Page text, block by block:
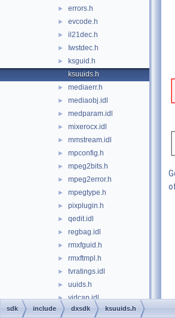
► errors.h
► evcode.h
► il21dec.h
► Iwstdec.h
►
ksguid.h
ksuuids.h
► mediaerr.h
► mediaobj.idl
► medparam.idl
► mixerocx.idl
► mmstream.idl
► mpconfig.h
► mpeg2bits.h
► mpeg2error.h
► mpegtype.h
► pixplugin.h
► qedit.idl
► regbag.idl
► rmxfguid.h
► rmxftmpl.h
► tvratings.idl
► uuids.h
► vidcap.idl
► videoacc.idl
sdk include dxsdk ksuuids.h